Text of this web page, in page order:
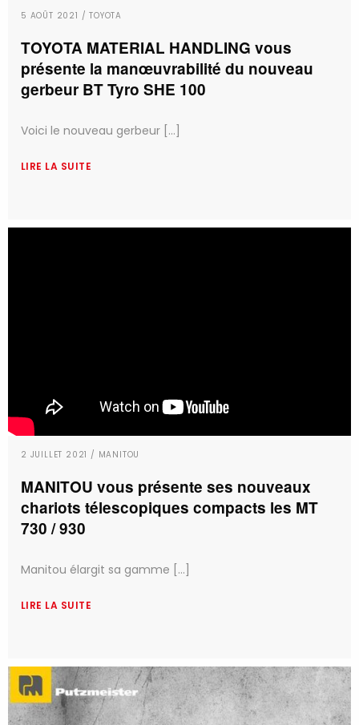
5 AOÛT 2021 / TOYOTA
TOYOTA MATERIAL HANDLING vous
présente la manœuvrabilité du nouveau
gerbeur BT Tyro SHE 100
Voici le nouveau gerbeur [...]
LIRE LA SUITE
2 JUILLET 2021 / MANITOU
MANITOU vous présente ses nouveaux
chariots télescopiques compacts les MT
730 / 930
Manitou élargit sa gamme [...]
LIRE LA SUITE